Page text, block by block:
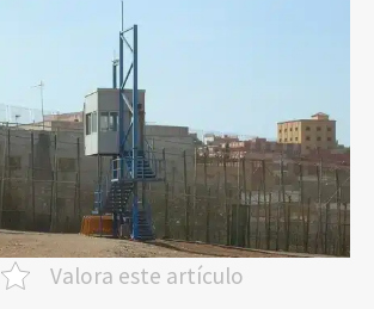
Valora este artículo